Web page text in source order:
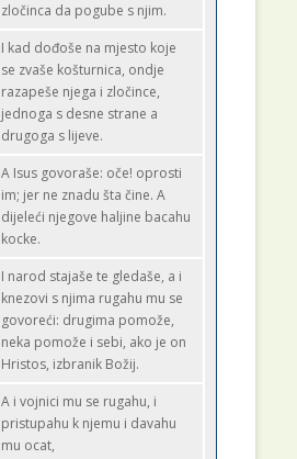
zločinca da pogube s njim.
I kad dođoše na mjesto koje
se zvaše košturnica, ondje
razapeše njega i zločince,
jednoga s desne strane a
drugoga s lijeve.
A Isus govoraše: oče! oprosti
im; jer ne znadu šta čine. A
dijeleći njegove haljine bacahu
kocke.
I narod stajaše te gledaše, a i
knezovi s njima rugahu mu se
govoreći: drugima pomože,
neka pomože i sebi, ako je on
Hristos, izbranik Božij.
A i vojnici mu se rugahu, i
pristupahu k njemu i davahu
mu ocat,